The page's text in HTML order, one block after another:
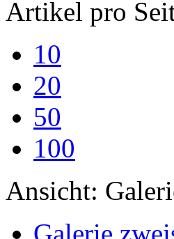
Artikel pro
10
20
50
100
Ansicht: